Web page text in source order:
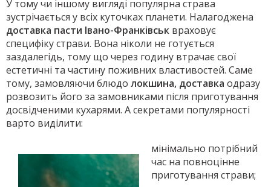
У тому чи іншому вигляді популярна страва
зустрічається у всіх куточках планети. Налагоджена
доставка пасти Івано-Франківськ враховує
специфіку страви. Вона ніколи не готується
заздалегідь, тому що через годину втрачає свої
естетичні та частину поживних властивостей. Саме
тому, замовляючи блюдо локшина, доставка одразу
розвозить його за замовниками після приготування
досвідченими кухарями. А секретами популярності
варто виділити:
мінімально потрібний
час на повноцінне
приготування страви;